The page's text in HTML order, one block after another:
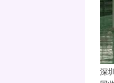
深